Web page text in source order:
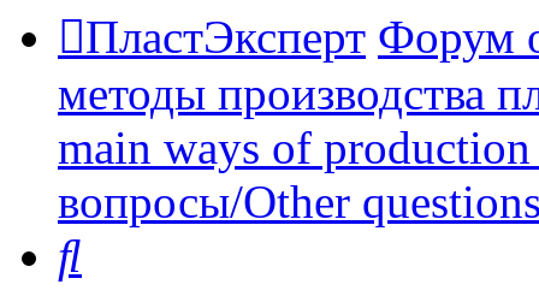
ПластЭксперт Форум
методы производства
main ways of
вопросы/Other